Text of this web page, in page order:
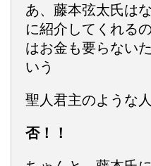
あ、藤本弦太氏は
に紹介してくれる
はお金も要らない
いう
聖人君主のような
否！！